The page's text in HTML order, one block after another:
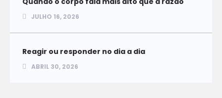
JULHO 16, 2026
Reagir ou responder no dia a dia
ABRIL 30, 2026